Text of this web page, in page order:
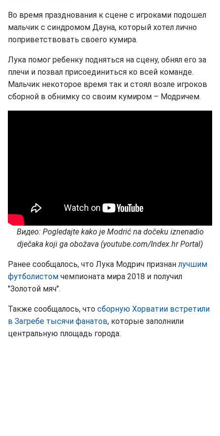
Во время празднования к сцене с игроками подошел
мальчик с синдромом Дауна, который хотел лично
поприветствовать своего кумира.
Лука помог ребенку подняться на сцену, обнял его за
плечи и позвал присоединиться ко всей команде.
Мальчик некоторое время так и стоял возле игроков
сборной в обнимку со своим кумиром – Модричем.
Видео: Pogledajte kako je Modrić na dočeku iznenadio
dječaka koji ga obožava (youtube.com/Index.hr Portal)
Ранее сообщалось, что Лука Модрич признан лучшим
футболистом чемпионата мира 2018 и получил
"Золотой мяч".
Также сообщалось, что сборную Хорватии встретили
в Загребе тысячи фанатов, которые заполнили
центральную площадь города.